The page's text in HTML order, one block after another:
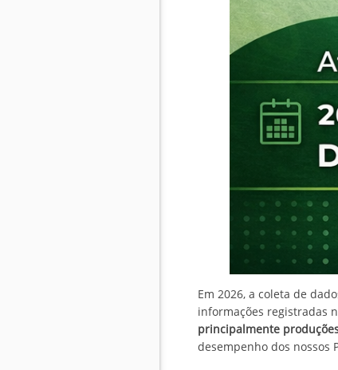
Em 2026, a coleta de
informações registradas
principalmente
desempenho dos nossos